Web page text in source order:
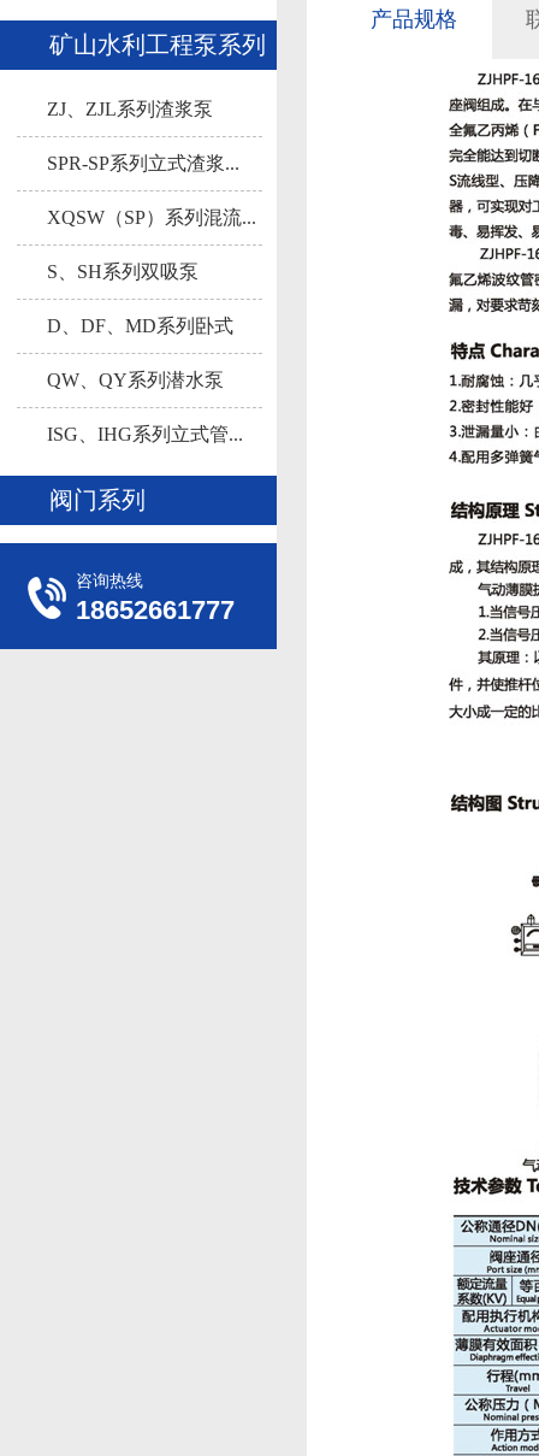
矿山水利工程泵系列
ZJ、ZJL系列渣浆泵
SPR-SP系列立式渣浆...
XQSW（SP）系列混流...
S、SH系列双吸泵
D、DF、MD系列卧式
多...
QW、QY系列潜水泵
ISG、IHG系列立式管...
阀门系列
咨询热线
18652661777
产品规格